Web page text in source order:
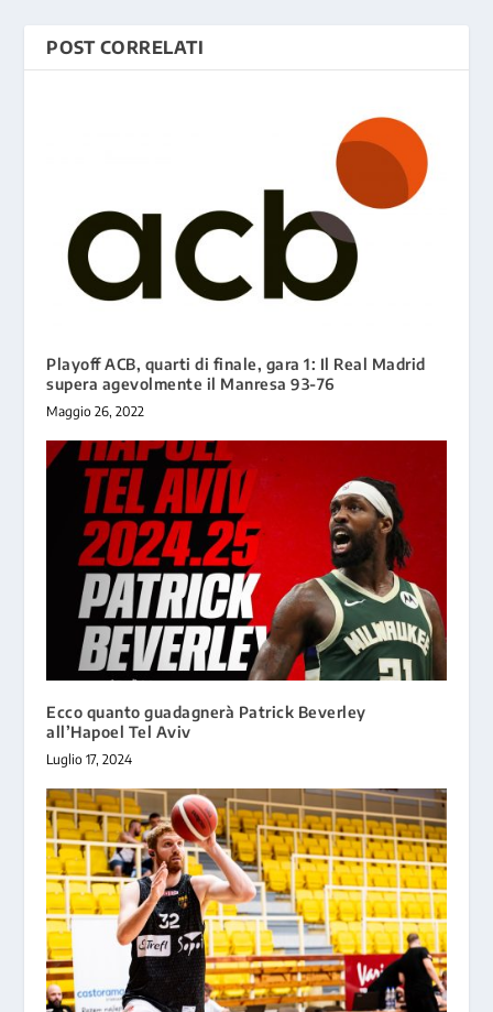
POST CORRELATI
Playoff ACB, quarti di finale, gara 1: Il Real Madrid
supera agevolmente il Manresa 93-76
Maggio 26, 2022
Ecco quanto guadagnerà Patrick Beverley
all’Hapoel Tel Aviv
Luglio 17, 2024